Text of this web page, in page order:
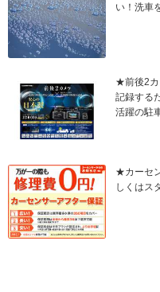
い！洗車
★前後2カ
記録する
活躍の駐
★カーセ
しくはス